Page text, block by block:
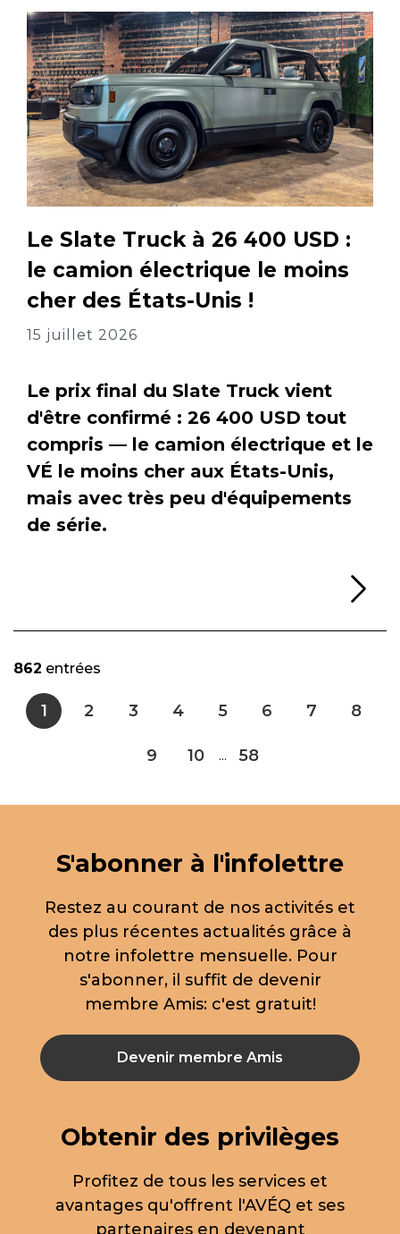
Le Slate Truck à 26 400 USD :
le camion électrique le moins
cher des États-Unis !
15 juillet 2026
Le prix final du Slate Truck vient
d'être confirmé : 26 400 USD tout
compris — le camion électrique et le
VÉ le moins cher aux États-Unis,
mais avec très peu d'équipements
de série.
862 entrées
1 2 3 4 5 6 7 8
9 10 ... 58
S'abonner à l'infolettre
Restez au courant de nos activités et
des plus récentes actualités grâce à
notre infolettre mensuelle. Pour
s'abonner, il suffit de devenir
membre Amis: c'est gratuit!
Devenir membre Amis
Obtenir des privilèges
Profitez de tous les services et
avantages qu'offrent l'AVÉQ et ses
partenaires en devenant